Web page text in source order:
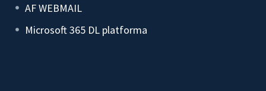
AF WEBMAIL
Microsoft 365 DL platforma